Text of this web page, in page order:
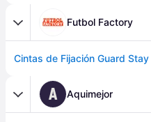
Futbol Factory
A Aquimejor